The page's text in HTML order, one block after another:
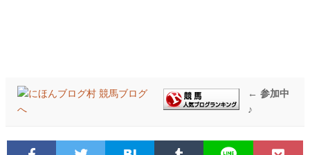
← 参加中
♪